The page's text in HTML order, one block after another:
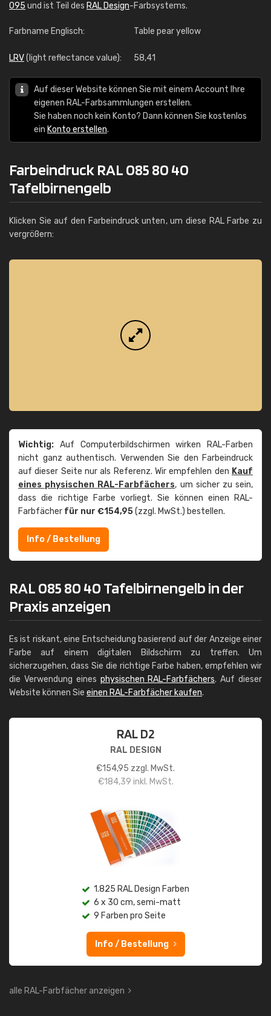
095 und ist Teil des RAL Design-Farbsystems.
Farbname Englisch: Table pear yellow
LRV(light reflectance value): 58,41
Auf dieser Website können Sie mit einem Account Ihre
eigenen RAL-Farbsammlungen erstellen.
Sie haben noch kein Konto? Dann können Sie kostenlos
ein Konto erstellen.
Farbeindruck RAL 085 80 40
Tafelbirnengelb
Klicken Sie auf den Farbeindruck unten, um diese RAL Farbe zu
vergrößern:
Wichtig: Auf Computerbildschirmen wirken RAL-Farben
nicht ganz authentisch. Verwenden Sie den Farbeindruck
auf dieser Seite nur als Referenz. Wir empfehlen den Kauf
eines physischen RAL-Farbfächers, um sicher zu sein,
dass die richtige Farbe vorliegt. Sie können einen RAL-
Farbfächer für nur €154,95(zzgl. MwSt.) bestellen.
Info / Bestellung
RAL 085 80 40 Tafelbirnengelb in der
Praxis anzeigen
Es ist riskant, eine Entscheidung basierend auf der Anzeige einer
Farbe auf einem digitalen Bildschirm zu treffen. Um
sicherzugehen, dass Sie die richtige Farbe haben, empfehlen wir
die Verwendung eines physischen RAL-Farbfächers. Auf dieser
Website können Sie einen RAL-Farbfächer kaufen.
RAL D2
RAL DESIGN
€154,95 zzgl. MwSt.
€184,39 inkl. MwSt.
1.825 RAL Design Farben
6 x 30 cm, semi-matt
9 Farben pro Seite
Info / Bestellung
alle RAL-Farbfächer anzeigen